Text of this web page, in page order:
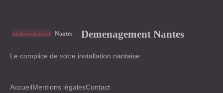
Demenagement Nantes
Le complice de votre installation nantaise
AccueilMentions légalesContact